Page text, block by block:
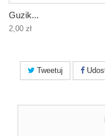
Guzik...
2,00 zł
Tweetuj